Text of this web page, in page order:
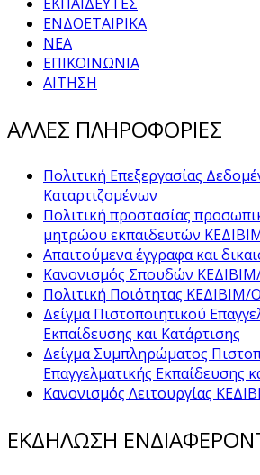
ΕΝΔΟΕΤΑΙΡΙΚΑ
ΝΕΑ
ΕΠΙΚΟΙΝΩΝΙΑ
ΑΙΤΗΣΗ
ΑΛΛΕΣ ΠΛΗΡΟΦΟΡΙΕΣ
Πολιτική Επεξεργασίας
Καταρτιζομένων
Πολιτική προστασίας
μητρώου εκπαιδευτών
Απαιτούμενα έγγραφα και
Κανονισμός Σπουδών
Πολιτική Ποιότητας
Δείγμα Πιστοποιητικού
Εκπαίδευσης και Κατάρτισης
Δείγμα Συμπληρώματος
Επαγγελματικής Εκπαίδευσης
Κανονισμός Λειτουργίας
ΕΚΔΗΛΩΣΗ